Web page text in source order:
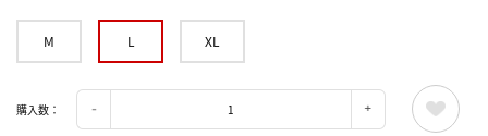
M L XL
購入数：